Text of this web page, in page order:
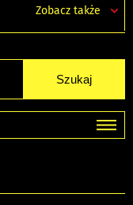
Zobacz także